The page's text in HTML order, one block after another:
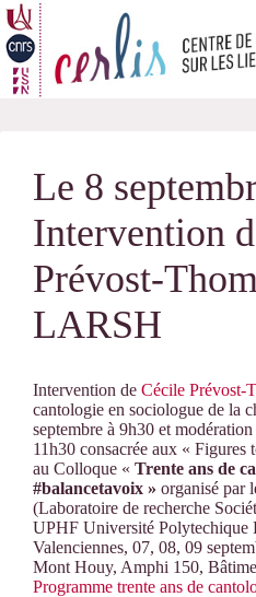
Passer
au
contenu
Le 8
Intervention
Prévost-
LARSH
Intervention de Cécile Prévost-
cantologie en sociologue de la
septembre à 9h30 et modération
11h30 consacrée aux « Figures
au Colloque « Trente ans de
#balancetavoix » organisé par
(Laboratoire de recherche
UPHF Université Polytechique
Valenciennes, 07, 08, 09
Mont Houy, Amphi 150,
Programme trente ans de